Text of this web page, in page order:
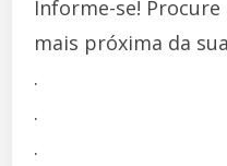
Informe-se! Procure
mais próxima da
.
.
.